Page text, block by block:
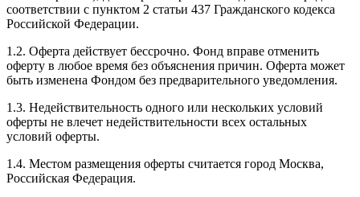
соответствии с пунктом 2 статьи 437 Гражданского кодекса
Российской Федерации.
1.2. Оферта действует бессрочно. Фонд вправе отменить
оферту в любое время без объяснения причин. Оферта может
быть изменена Фондом без предварительного уведомления.
1.3. Недействительность одного или нескольких условий
оферты не влечет недействительности всех остальных
условий оферты.
1.4. Местом размещения оферты считается город Москва,
Российская Федерация.